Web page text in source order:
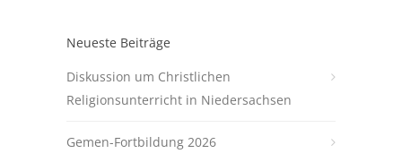
Neueste Beiträge
Diskussion um Christlichen
Religionsunterricht in Niedersachsen
Gemen-Fortbildung 2026